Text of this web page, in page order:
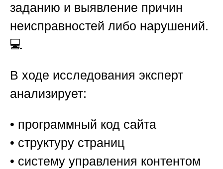
заданию и выявление причин
неисправностей либо нарушений.
💻
В ходе исследования эксперт
анализирует:
• программный код сайта
• структуру страниц
• систему управления контентом